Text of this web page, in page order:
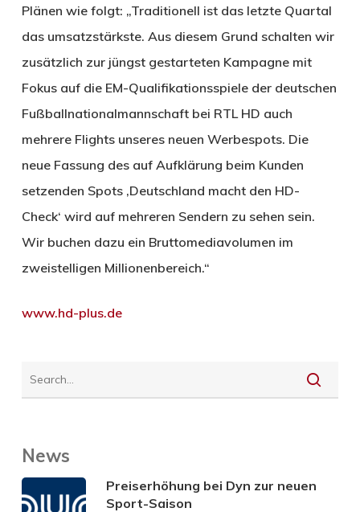
Plänen wie folgt: „Traditionell ist das letzte Quartal
das umsatzstärkste. Aus diesem Grund schalten wir
zusätzlich zur jüngst gestarteten Kampagne mit
Fokus auf die EM-Qualifikationsspiele der deutschen
Fußballnationalmannschaft bei RTL HD auch
mehrere Flights unseres neuen Werbespots. Die
neue Fassung des auf Aufklärung beim Kunden
setzenden Spots ‚Deutschland macht den HD-
Check‘ wird auf mehreren Sendern zu sehen sein.
Wir buchen dazu ein Bruttomediavolumen im
zweistelligen Millionenbereich.“
www.hd-plus.de
News
Preiserhöhung bei Dyn zur neuen
Sport-Saison